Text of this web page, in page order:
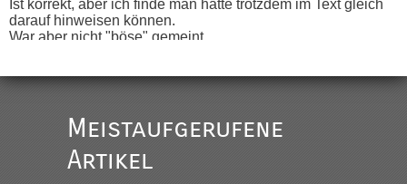
Ist korrekt, aber ich finde man hätte trotzdem im Text gleich
darauf hinweisen können.
War aber nicht "böse" gemeint ...
Hab´s versucht - bekomme aber immer angezeigt "auf dieser
Meistaufgerufene
Artikel